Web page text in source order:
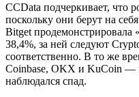
CCData подчеркивает, что
поскольку они берут на
Bitget продемонстрировала
38,4%, за ней следуют
соответственно. В то же
Coinbase, OKX и KuCoin —
наблюдался спад.